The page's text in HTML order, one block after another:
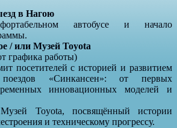
в Нагою
автобусе и начало
/ или Музей Toyota
графика работы)
посетителей с историей и развитием
поездов «Синкансен»: от первых
инновационных моделей и
Toyota, посвящённый истории
и техническому прогрессу.